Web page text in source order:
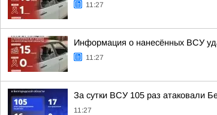
11:27
Информация о нанесённых ВСУ
11:27
За сутки ВСУ 105 раз атаковали
11:27